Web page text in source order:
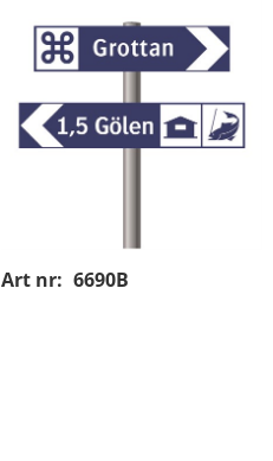
Art nr: 6690B